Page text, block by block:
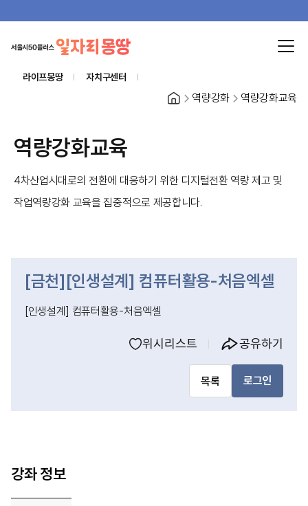
라이프몽땅 자치구센터
홈 역량강화 역량강화교육
역량강화교육
4차산업시대로의 전환에 대응하기 위한 디지털전환 역량 제고 및
작업역량강화 교육을 집중적으로 제공합니다.
[금천][인생설계] 컴퓨터활용-처음엑셀
[인생설계] 컴퓨터활용-처음엑셀
위시리스트 공유하기
목록 로그인
강좌 정보